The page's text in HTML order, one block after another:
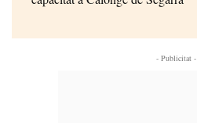
- Publicitat -